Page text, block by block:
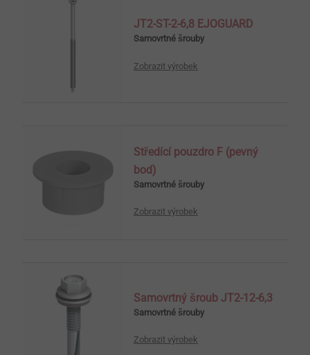
JT2-ST-2-6,8 EJOGUARD
Samovrtné šrouby
Zobrazit výrobek
Středící pouzdro F (pevný
bod)
Samovrtné šrouby
Zobrazit výrobek
Samovrtný šroub JT2-12-6,3
Samovrtné šrouby
Zobrazit výrobek